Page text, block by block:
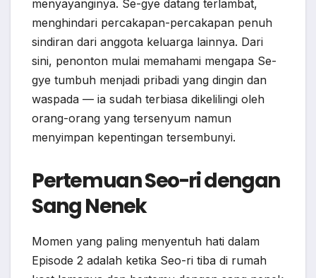
menyayanginya. Se-gye datang terlambat,
menghindari percakapan-percakapan penuh
sindiran dari anggota keluarga lainnya. Dari
sini, penonton mulai memahami mengapa Se-
gye tumbuh menjadi pribadi yang dingin dan
waspada — ia sudah terbiasa dikelilingi oleh
orang-orang yang tersenyum namun
menyimpan kepentingan tersembunyi.
Pertemuan Seo-ri dengan
Sang Nenek
Momen yang paling menyentuh hati dalam
Episode 2 adalah ketika Seo-ri tiba di rumah